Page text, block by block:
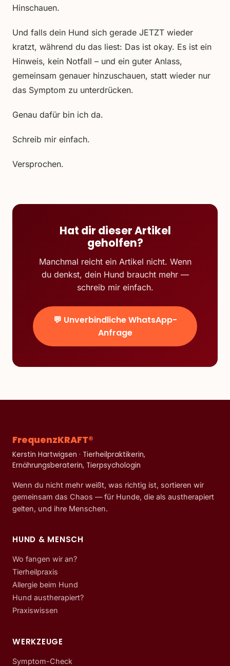
Hinschauen.
Und falls dein Hund sich gerade JETZT wieder
kratzt, während du das liest: Das ist okay. Es ist ein
Hinweis, kein Notfall – und ein guter Anlass,
gemeinsam genauer hinzuschauen, statt wieder nur
das Symptom zu unterdrücken.
Genau dafür bin ich da.
Schreib mir einfach.
Versprochen.
Hat dir dieser Artikel
geholfen?
Manchmal reicht ein Artikel nicht. Wenn
du denkst, dein Hund braucht mehr —
schreib mir einfach.
💬 Unverbindliche WhatsApp-
Anfrage
FrequenzKRAFT®
Kerstin Hartwigsen · Tierheilpraktikerin,
Ernährungsberaterin, Tierpsychologin
Wenn du nicht mehr weißt, was richtig ist, sortieren wir
gemeinsam das Chaos — für Hunde, die als austherapiert
gelten, und ihre Menschen.
HUND & MENSCH
Wo fangen wir an?
Tierheilpraxis
Allergie beim Hund
Hund austherapiert?
Praxiswissen
WERKZEUGE
Symptom-Check